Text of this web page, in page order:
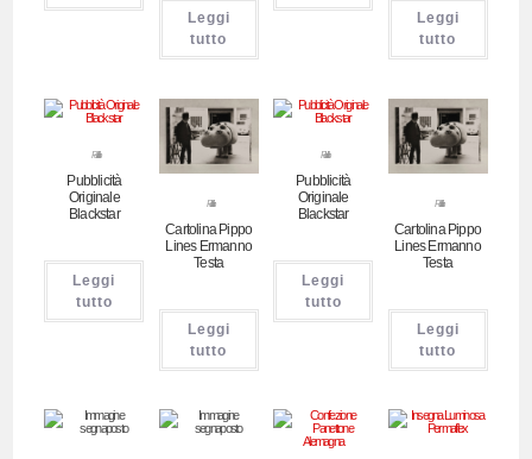
Leggi
tutto
Leggi
tutto
Pubblicitari
Pubblicità
Originale
Blackstar
Leggi
tutto
Pubblicitari
Cartolina Pippo
Lines Ermanno
Testa
Leggi
tutto
Pubblicitari
Pubblicità
Originale
Blackstar
Leggi
tutto
Pubblicitari
Cartolina Pippo
Lines Ermanno
Testa
Leggi
tutto